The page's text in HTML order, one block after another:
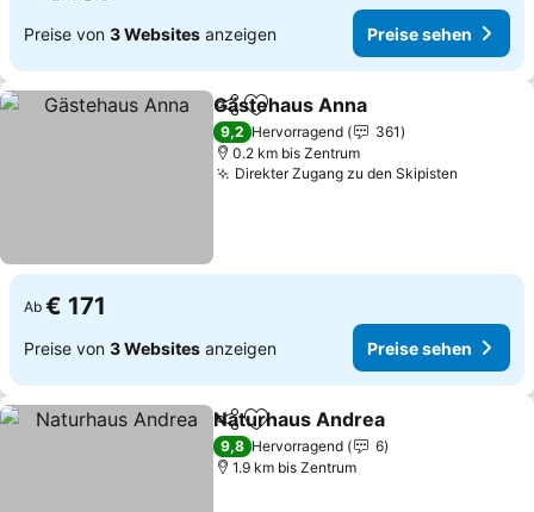
Preise von 3 Websites anzeigen Preise sehen
TeilenZu Favoriten hinzufügen
Gästehaus Anna
9,2 Hervorragend
361
0.2 km bis Zentrum
Direkter Zugang zu den Skipisten
Ab € 171
Preise von 3 Websites anzeigen Preise sehen
TeilenZu Favoriten hinzufügen
Naturhaus Andrea
9,8 Hervorragend
6
1.9 km bis Zentrum